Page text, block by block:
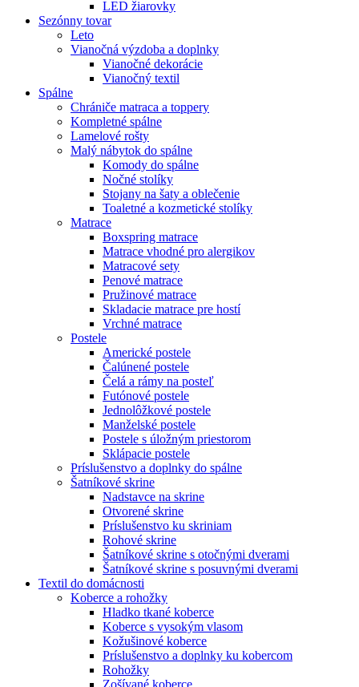
LED žiarovky
Sezónny tovar
Leto
Vianočná výzdoba a doplnky
Vianočné dekorácie
Vianočný textil
Spálne
Chrániče matraca a toppery
Kompletné spálne
Lamelové rošty
Malý nábytok do spálne
Komody do spálne
Nočné stolíky
Stojany na šaty a oblečenie
Toaletné a kozmetické stolíky
Matrace
Boxspring matrace
Matrace vhodné pro alergikov
Matracové sety
Penové matrace
Pružinové matrace
Skladacie matrace pre hostí
Vrchné matrace
Postele
Americké postele
Čalúnené postele
Čelá a rámy na posteľ
Futónové postele
Jednolôžkové postele
Manželské postele
Postele s úložným priestorom
Sklápacie postele
Príslušenstvo a doplnky do spálne
Šatníkové skrine
Nadstavce na skrine
Otvorené skrine
Príslušenstvo ku skriniam
Rohové skrine
Šatníkové skrine s otočnými dverami
Šatníkové skrine s posuvnými dverami
Textil do domácnosti
Koberce a rohožky
Hladko tkané koberce
Koberce s vysokým vlasom
Kožušinové koberce
Príslušenstvo a doplnky ku kobercom
Rohožky
Zošívané koberce